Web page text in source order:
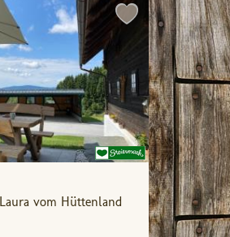
Laura vom Hüttenland